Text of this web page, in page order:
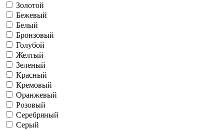
Золотой
Бежевый
Белый
Бронзовый
Голубой
Желтый
Зеленый
Красный
Кремовый
Оранжевый
Розовый
Серебряный
Серый